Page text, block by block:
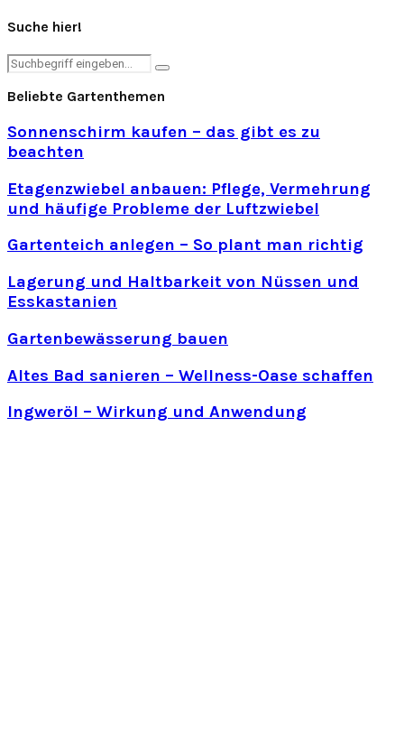
Suche hier!
Search
Search
Beliebte Gartenthemen
Sonnenschirm kaufen – das gibt es zu
beachten
Etagenzwiebel anbauen: Pflege, Vermehrung
und häufige Probleme der Luftzwiebel
Gartenteich anlegen – So plant man richtig
Lagerung und Haltbarkeit von Nüssen und
Esskastanien
Gartenbewässerung bauen
Altes Bad sanieren – Wellness-Oase schaffen
Ingweröl – Wirkung und Anwendung